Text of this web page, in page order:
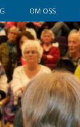
OM OSS